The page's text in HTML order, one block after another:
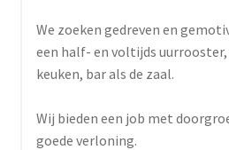
We zoeken gedreven en
een half- en voltijds uurrooster,
keuken, bar als de zaal.
Wij bieden een job met
goede verloning.